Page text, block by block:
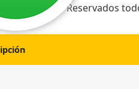
Española. Reservados